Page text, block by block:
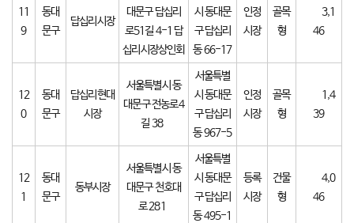
11
9
동대
문구
답십리시장
대문구 답십리
로51길 4-1 답
십리시장상인회
시 동대문
구 답십리
동 66-17
인정
시장
골목
형
3,1
46
12
0
동대
문구
답십리현대
시장
서울특별시 동
대문구 전농로4
길 38
서울특별
시 동대문
구 답십리
동 967-5
인정
시장
골목
형
1,4
39
12
1
동대
문구
동부시장
서울특별시 동
대문구 천호대
로 281
서울특별
시 동대문
구 답십리
동 495-1
등록
시장
건물
형
4,0
46